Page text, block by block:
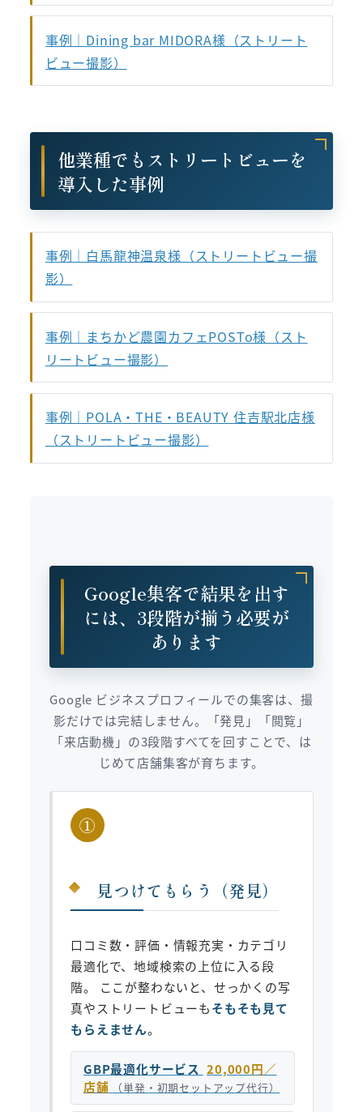
事例｜Dining bar MIDORA様（ストリート
ビュー撮影）
他業種でもストリートビューを
導入した事例
事例｜白馬龍神温泉様（ストリートビュー撮
影）
事例｜まちかど農園カフェPOSTo様（スト
リートビュー撮影）
事例｜POLA・THE・BEAUTY 住吉駅北店様
（ストリートビュー撮影）
Google集客で結果を出す
には、3段階が揃う必要が
あります
Google ビジネスプロフィールでの集客は、撮
影だけでは完結しません。「発見」「閲覧」
「来店動機」の3段階すべてを回すことで、は
じめて店舗集客が育ちます。
①
見つけてもらう（発見）
口コミ数・評価・情報充実・カテゴリ
最適化で、地域検索の上位に入る段
階。 ここが整わないと、せっかくの写
真やストリートビューもそもそも見て
もらえません。
GBP最適化サービス 20,000円／
店舗
（単発・初期セットアップ代行）